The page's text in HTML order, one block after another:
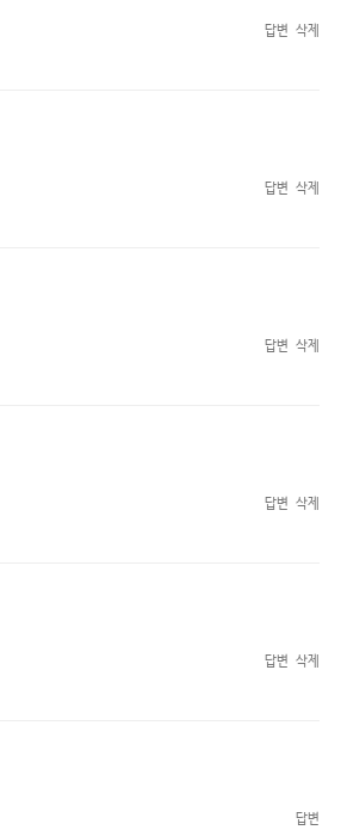
답변 삭제
답변 삭제
답변 삭제
답변 삭제
답변 삭제
답변